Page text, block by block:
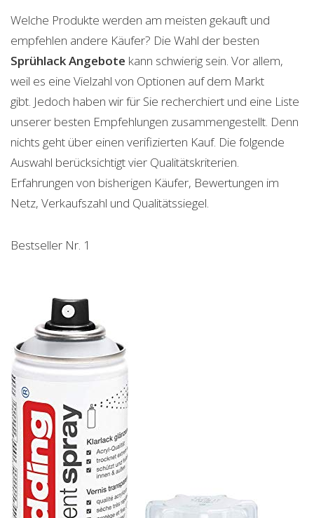
Welche Produkte werden am meisten gekauft und
empfehlen andere Käufer? Die Wahl der besten
SprühlackAngebote kann schwierig sein. Vor allem,
weil es eine Vielzahl von Optionen auf dem Markt
gibt. Jedoch haben wir für Sie recherchiert und eine Liste
unserer besten Empfehlungen zusammengestellt. Denn
nichts geht über einen verifizierten Kauf. Die folgende
Auswahl berücksichtigt vier Qualitätskriterien.
Erfahrungen von bisherigen Käufer, Bewertungen im
Netz, Verkaufszahl und Qualitätssiegel.
Bestseller Nr. 1